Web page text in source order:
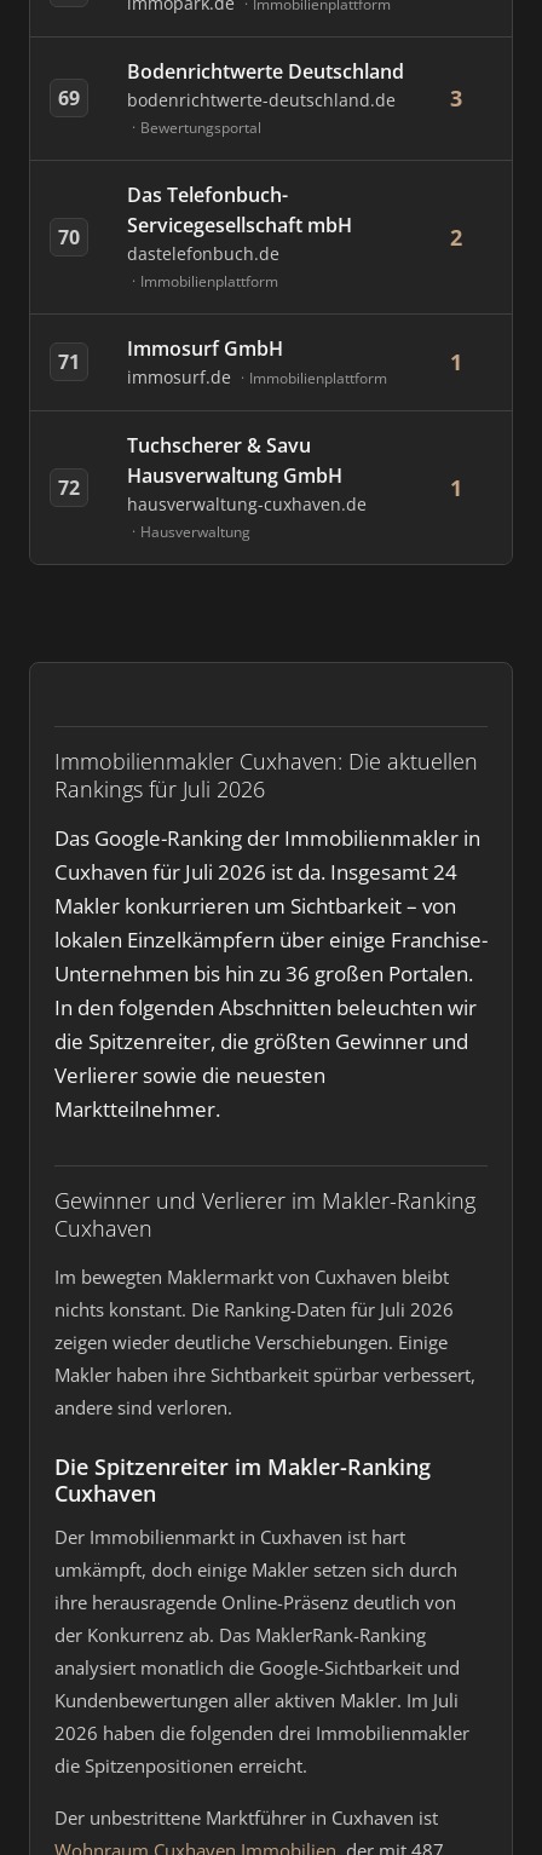
Immobilienmakler Cuxhaven: Die aktuellen
Rankings für Juli 2026
Das Google-Ranking der Immobilienmakler in
Cuxhaven für Juli 2026 ist da. Insgesamt 24
Makler konkurrieren um Sichtbarkeit – von
lokalen Einzelkämpfern über einige Franchise-
Unternehmen bis hin zu 36 großen Portalen.
In den folgenden Abschnitten beleuchten wir
die Spitzenreiter, die größten Gewinner und
Verlierer sowie die neuesten
Marktteilnehmer.
Gewinner und Verlierer im Makler-Ranking
Cuxhaven
Im bewegten Maklermarkt von Cuxhaven bleibt
nichts konstant. Die Ranking-Daten für Juli 2026
zeigen wieder deutliche Verschiebungen. Einige
Makler haben ihre Sichtbarkeit spürbar verbessert,
andere sind verloren.
Die Spitzenreiter im Makler-Ranking
Cuxhaven
Der Immobilienmarkt in Cuxhaven ist hart
umkämpft, doch einige Makler setzen sich durch
ihre herausragende Online-Präsenz deutlich von
der Konkurrenz ab. Das MaklerRank-Ranking
analysiert monatlich die Google-Sichtbarkeit und
Kundenbewertungen aller aktiven Makler. Im Juli
2026 haben die folgenden drei Immobilienmakler
die Spitzenpositionen erreicht.
Der unbestrittene Marktführer in Cuxhaven ist
Wohnraum Cuxhaven Immobilien, der mit 487
Immobilienplattform
69
Bodenrichtwerte Deutschland
bodenrichtwerte-deutschland.de
Bewertungsportal
3
70
Das Telefonbuch-
Servicegesellschaft mbH
dastelefonbuch.de
Immobilienplattform
2
71 Immosurf GmbH
immosurf.de Immobilienplattform
1
72
Tuchscherer & Savu
Hausverwaltung GmbH
hausverwaltung-cuxhaven.de
Hausverwaltung
1